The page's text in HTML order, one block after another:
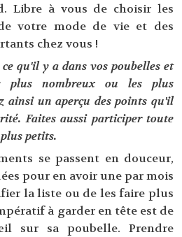
Libre à vous de choisir les
votre mode de vie et des
chez vous !
qu'il y a dans vos poubelles et
plus nombreux ou les plus
ainsi un aperçu des points qu'il
Faites aussi participer toute
petits.
se passent en douceur,
pour en avoir une par mois
la liste ou de les faire plus
à garder en tête est de
sur sa poubelle. Prendre